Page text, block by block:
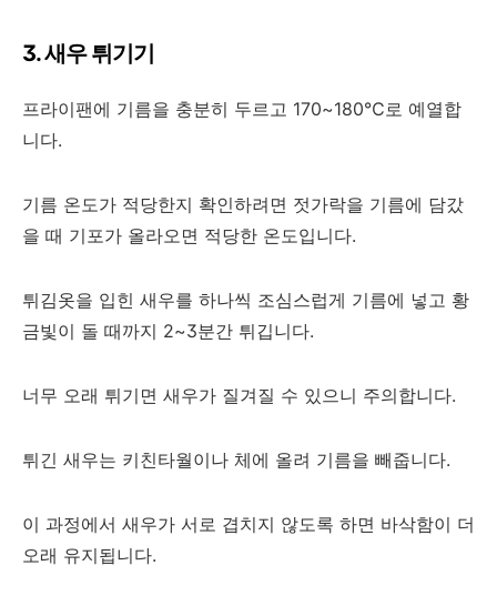
3. 새우 튀기기
프라이팬에 기름을 충분히 두르고 170~180℃로 예열합
니다.
기름 온도가 적당한지 확인하려면 젓가락을 기름에 담갔
을 때 기포가 올라오면 적당한 온도입니다.
튀김옷을 입힌 새우를 하나씩 조심스럽게 기름에 넣고 황
금빛이 돌 때까지 2~3분간 튀깁니다.
너무 오래 튀기면 새우가 질겨질 수 있으니 주의합니다.
튀긴 새우는 키친타월이나 체에 올려 기름을 빼줍니다.
이 과정에서 새우가 서로 겹치지 않도록 하면 바삭함이 더
오래 유지됩니다.